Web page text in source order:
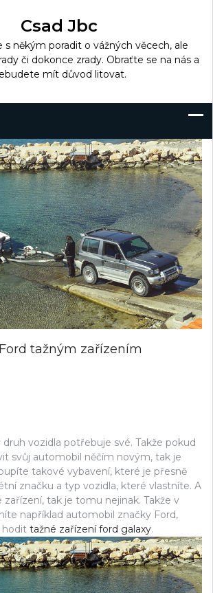
Csad Jbc
někým poradit o vážných věcech, ale
či dokonce zrady. Obraťte se na nás a
mít důvod litovat.
tažným zařízením
druh vozidla potřebuje své. Takže pokud
svůj automobil něčím novým, tak je
takové vybavení, které je přesně
značku a typ vozidla, které vlastníte. A
zařízení, tak je tomu nejinak. Takže v
například automobil značky Ford,
hodit tažné zařízení ford galaxy.